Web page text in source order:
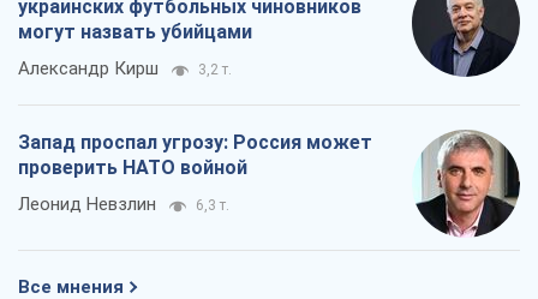
украинских футбольных чиновников
могут назвать убийцами
Александр Кирш 3,2 т.
Запад проспал угрозу: Россия может
проверить НАТО войной
Леонид Невзлин 6,3 т.
Все мнения